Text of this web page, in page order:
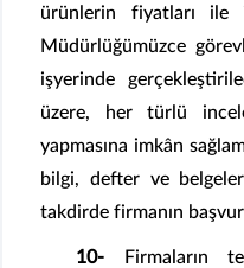
ürünlerin fiyatları ile
Müdürlüğümüzce
işyerinde
üzere, her türlü
yapmasına imkân
bilgi, defter ve
takdirde firmanın
10- Firmaların